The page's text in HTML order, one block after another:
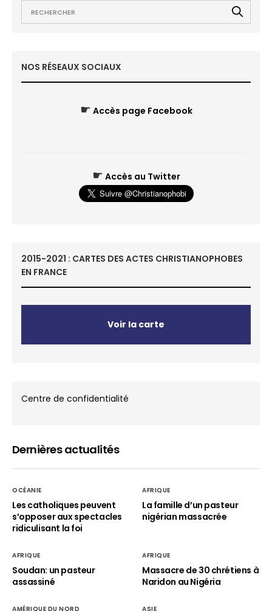
NOS RÉSEAUX SOCIAUX
☛ Accès page Facebook
☛ Accès au Twitter
2015-2021 : CARTES DES ACTES CHRISTIANOPHOBES
EN FRANCE
Voir la carte
Centre de confidentialité
Dernières actualités
OCÉANIE
Les catholiques peuvent
s’opposer aux spectacles
ridiculisant la foi
AFRIQUE
La famille d’un pasteur
nigérian massacrée
AFRIQUE
Soudan: un pasteur
assassiné
AFRIQUE
Massacre de 30 chrétiens à
Naridon au Nigéria
AMÉRIQUE DU NORD ASIE